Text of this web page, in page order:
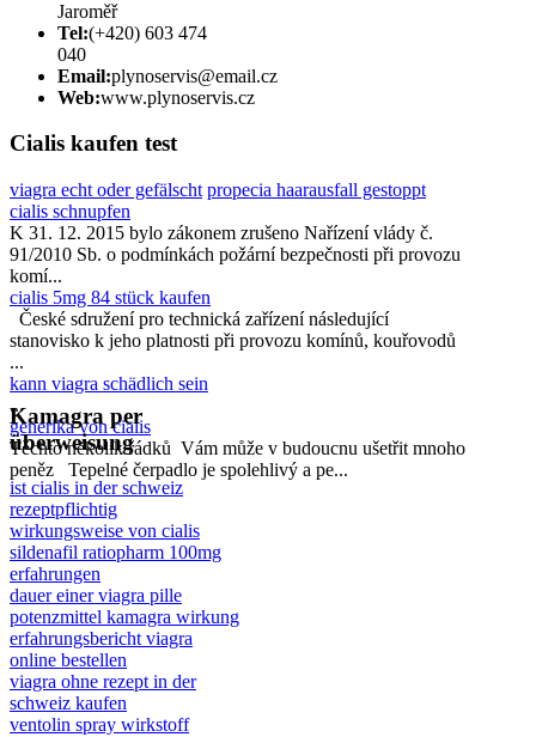
Jaroměř
Tel:(+420) 603 474
040
Email:plynoservis@email.cz
Web:www.plynoservis.cz
Cialis kaufen test
viagra echt oder gefälscht propecia haarausfall gestoppt
cialis schnupfen
K 31. 12. 2015 bylo zákonem zrušeno Nařízení vlády č.
91/2010 Sb. o podmínkách požární bezpečnosti při provozu
komí...
cialis 5mg 84 stück kaufen
České sdružení pro technická zařízení následující
stanovisko k jeho platnosti při provozu komínů, kouřovodů
...
kann viagra schädlich sein
...
generika von cialis
Těchto několik řádků Vám může v budoucnu ušetřit mnoho
peněz Tepelné čerpadlo je spolehlivý a pe...
Kamagra per
überweisung
ist cialis in der schweiz
rezeptpflichtig
wirkungsweise von cialis
sildenafil ratiopharm 100mg
erfahrungen
dauer einer viagra pille
potenzmittel kamagra wirkung
erfahrungsbericht viagra
online bestellen
viagra ohne rezept in der
schweiz kaufen
ventolin spray wirkstoff